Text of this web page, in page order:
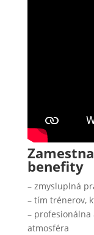
benefity
– zmysluplná
– tím trénerov,
– profesionálna
atmosféra